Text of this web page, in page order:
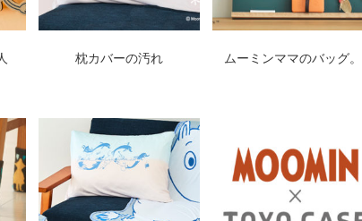
枕カバーの汚れ ムーミンママのバッグ。